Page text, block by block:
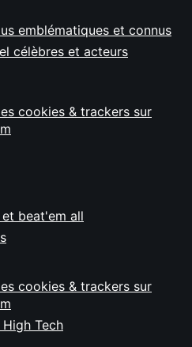
emblématiques et connus
célèbres et acteurs
cookies & trackers sur
beat'em all
cookies & trackers sur
High Tech